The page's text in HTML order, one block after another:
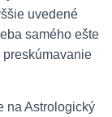
uvedené
samého ešte
na Astrologický